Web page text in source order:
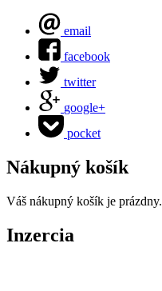
email
facebook
twitter
google+
pocket
Nákupný košík
Váš nákupný košík je prázdny.
Inzercia